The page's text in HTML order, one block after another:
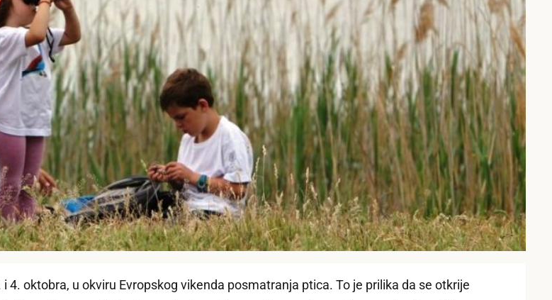
oktobra, u okviru Evropskog vikenda posmatranja ptica. To je prilika da se otkrije